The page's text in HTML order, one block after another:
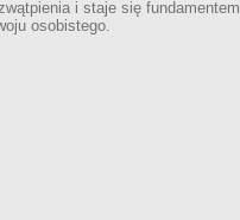
i staje się fundamentem
osobistego.